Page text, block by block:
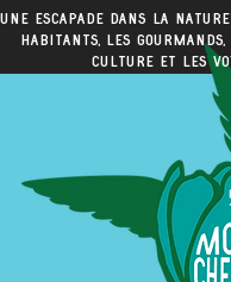
Une escapade dans la
habitants, les
culture et les